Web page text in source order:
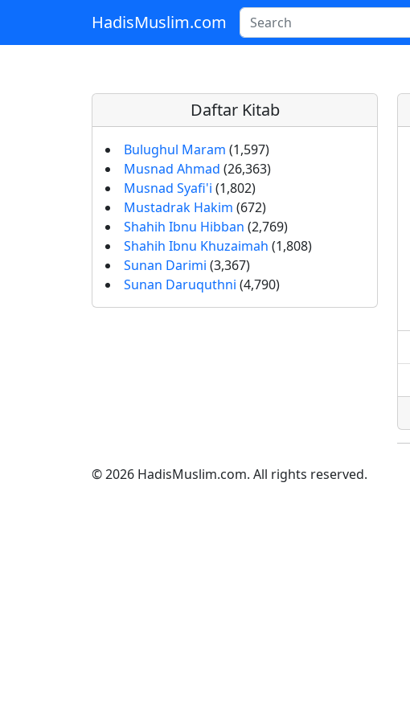
Skip to main contentHadisMuslim.com
Daftar Kitab
Bulughul Maram (1,597)
Musnad Ahmad (26,363)
Musnad Syafi'i (1,802)
Mustadrak Hakim (672)
Shahih Ibnu Hibban (2,769)
Shahih Ibnu Khuzaimah (1,808)
Sunan Darimi (3,367)
Sunan Daruquthni (4,790)
© 2026 HadisMuslim.com. All rights reserved.